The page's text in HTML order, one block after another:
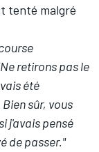
tenté malgré
retirons pas le
été
sûr, vous
j'avais pensé
de passer."